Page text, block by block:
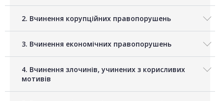
2. Вчинення корупційних правопорушень
3. Вчинення економічних правопорушень
4. Вчинення злочинів, учинених з корисливих
мотивів